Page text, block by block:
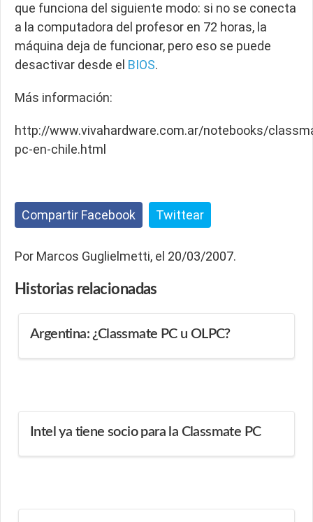
que funciona del siguiente modo: si no se conecta
a la computadora del profesor en 72 horas, la
máquina deja de funcionar, pero eso se puede
desactivar desde el BIOS.
Más información:
http://www.vivahardware.com.ar/notebooks/
pc-en-chile.html
Compartir Facebook Twittear
Por Marcos Guglielmetti, el 20/03/2007.
Historias relacionadas
Argentina: ¿Classmate PC u OLPC?
Intel ya tiene socio para la Classmate PC